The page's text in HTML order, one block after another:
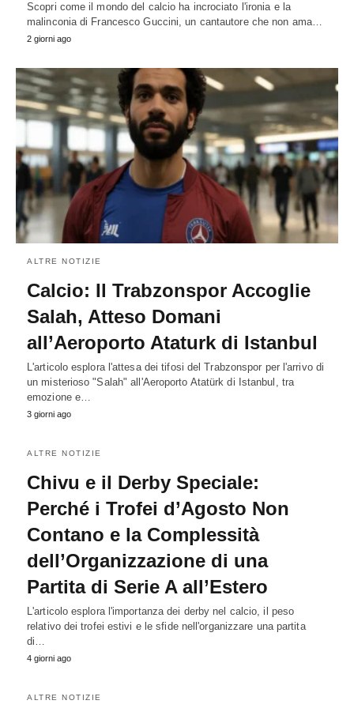
Scopri come il mondo del calcio ha incrociato l'ironia e la
malinconia di Francesco Guccini, un cantautore che non ama…
2 giorni ago
ALTRE NOTIZIE
Calcio: Il Trabzonspor Accoglie
Salah, Atteso Domani
all’Aeroporto Ataturk di Istanbul
L'articolo esplora l'attesa dei tifosi del Trabzonspor per l'arrivo di
un misterioso "Salah" all'Aeroporto Atatürk di Istanbul, tra
emozione e…
3 giorni ago
ALTRE NOTIZIE
Chivu e il Derby Speciale:
Perché i Trofei d’Agosto Non
Contano e la Complessità
dell’Organizzazione di una
Partita di Serie A all’Estero
L'articolo esplora l'importanza dei derby nel calcio, il peso
relativo dei trofei estivi e le sfide nell'organizzare una partita
di…
4 giorni ago
ALTRE NOTIZIE